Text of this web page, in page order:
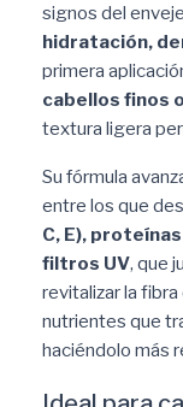
signos del
hidratación,
primera
cabellos finos
textura ligera
Su fórmula
entre los que
C, E),
filtros UV, que
revitalizar la fibra
nutrientes que
haciéndolo más